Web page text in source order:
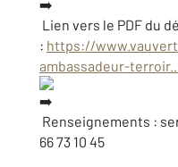
Lien vers le PDF du
: https://
ambassadeur-
Renseignements :
66 73 10 45